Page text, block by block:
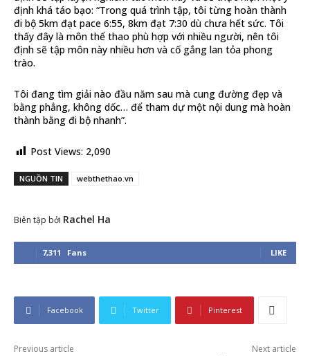
định khá táo bạo: “Trong quá trình tập, tôi từng hoàn thành
đi bộ 5km đạt pace 6:55, 8km đạt 7:30 dù chưa hết sức. Tôi
thấy đây là môn thể thao phù hợp với nhiều người, nên tôi
định sẽ tập môn này nhiều hơn và cố gắng lan tỏa phong
trào.
Tôi đang tìm giải nào đầu năm sau mà cung đường đẹp và
bằng phẳng, không dốc… để tham dự một nội dung mà hoàn
thành bằng đi bộ nhanh”.
Post Views: 2,090
NGUỒN TIN webthethao.vn
Biên tập bởi Rachel Ha
7,311 Fans LIKE
Facebook Twitter Pinterest
Previous article Next article